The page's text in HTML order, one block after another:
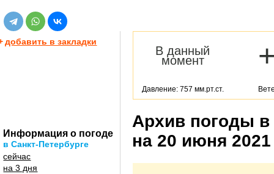
добавить в закладки
Информация о погоде
в Санкт-Петербурге
сейчас
на 3 дня
В данный
момент
Давление: 757 мм.рт.ст.
Архив погоды в
на 20 июня 2021